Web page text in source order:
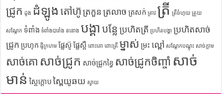
ជ្រូក ដូង ដំឡូង តៅហ៊ូ ត្រកួន ត្រលាច ត្រសក់ ត្រាវ ត្រី ត្រីចំហុយ ត្រួយ
សណ្តែក ទំពាំង ទំពាំងបារាំង ននោង បង្គា បន្លែ ប្រហិតត្រី ប្រហិតបង្គា ប្រហិតសាច់
ជ្រូក ប្រហុក ផ្ទីក្រហម ផ្លែស៊ូ ផ្លែស្ពឺ ពោះគោ ពោះត្រី ម្នាស់ ម្រះ ល្ពៅ សណ្តែកបណ្តុះ សាច់ក្តាម
សាច់គោ សាច់ជ្រូក សាច់ជ្រូកខ្វៃ សាច់ជ្រូកចិញ្ចាំ សាច់
មាន់ ស្ពៃក្តោប ស្ពៃយូឆយ ស្វាយ